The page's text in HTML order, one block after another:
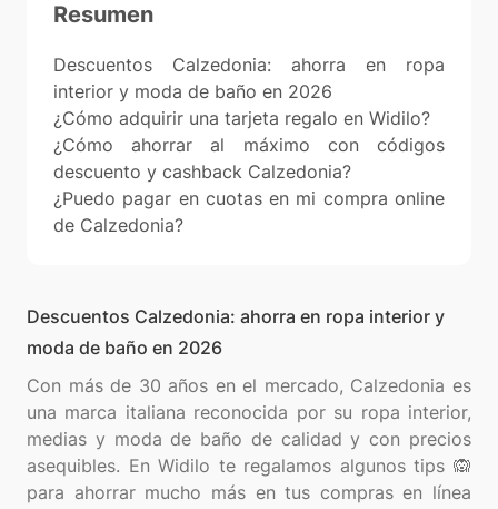
Resumen
Descuentos Calzedonia: ahorra en ropa
interior y moda de baño en 2026
¿Cómo adquirir una tarjeta regalo en Widilo?
¿Cómo ahorrar al máximo con códigos
descuento y cashback Calzedonia?
¿Puedo pagar en cuotas en mi compra online
de Calzedonia?
Descuentos Calzedonia: ahorra en ropa interior y
moda de baño en 2026
Con más de 30 años en el mercado, Calzedonia es
una marca italiana reconocida por su ropa interior,
medias y moda de baño de calidad y con precios
asequibles. En Widilo te regalamos algunos tips 🙉
para ahorrar mucho más en tus compras en línea